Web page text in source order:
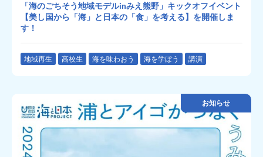
「海のごちそう地域モデルinみえ熊野」キックオフイベント
【美し国から「海」と日本の「食」を考える】を開催しま
す！
地域再生 高校生 海を味わおう 海を学ぼう 講演
お知らせ